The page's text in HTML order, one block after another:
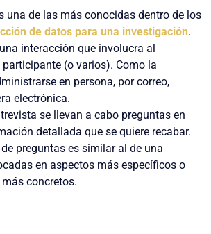
una de las más conocidas dentro de los
de datos para una investigación.
interacción que involucra al
(o varios). Como la
en persona, por correo,
electrónica.
se llevan a cabo preguntas en
detallada que se quiere recabar.
preguntas es similar al de una
en aspectos más específicos o
concretos.